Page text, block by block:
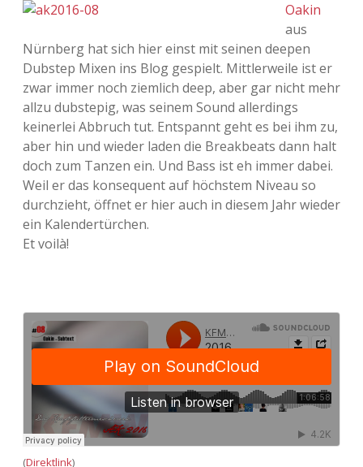
Nur mal so
Täglicher Sinnwahn
Visuelles
Wandnotizen
Adventskalender 2011
Adventskalender 2012
Adventskalender 2013
Adventskalender 2014
Adventskalender 2015
Adventskalender 2018
Adventskalender 2019
Adventskalender 2020
Adventskalender 2021
Bluesky
Oakin
aus
Nürnberg hat sich hier einst mit seinen deepen
Dubstep Mixen ins Blog gespielt. Mittlerweile ist er
zwar immer noch ziemlich deep, aber gar nicht mehr
allzu dubstepig, was seinem Sound allerdings
keinerlei Abbruch tut. Entspannt geht es bei ihm zu,
aber hin und wieder laden die Breakbeats dann halt
doch zum Tanzen ein. Und Bass ist eh immer dabei.
Weil er das konsequent auf höchstem Niveau so
durchzieht, öffnet er hier auch in diesem Jahr wieder
ein Kalendertürchen.
Et voilà!
(Direktlink)